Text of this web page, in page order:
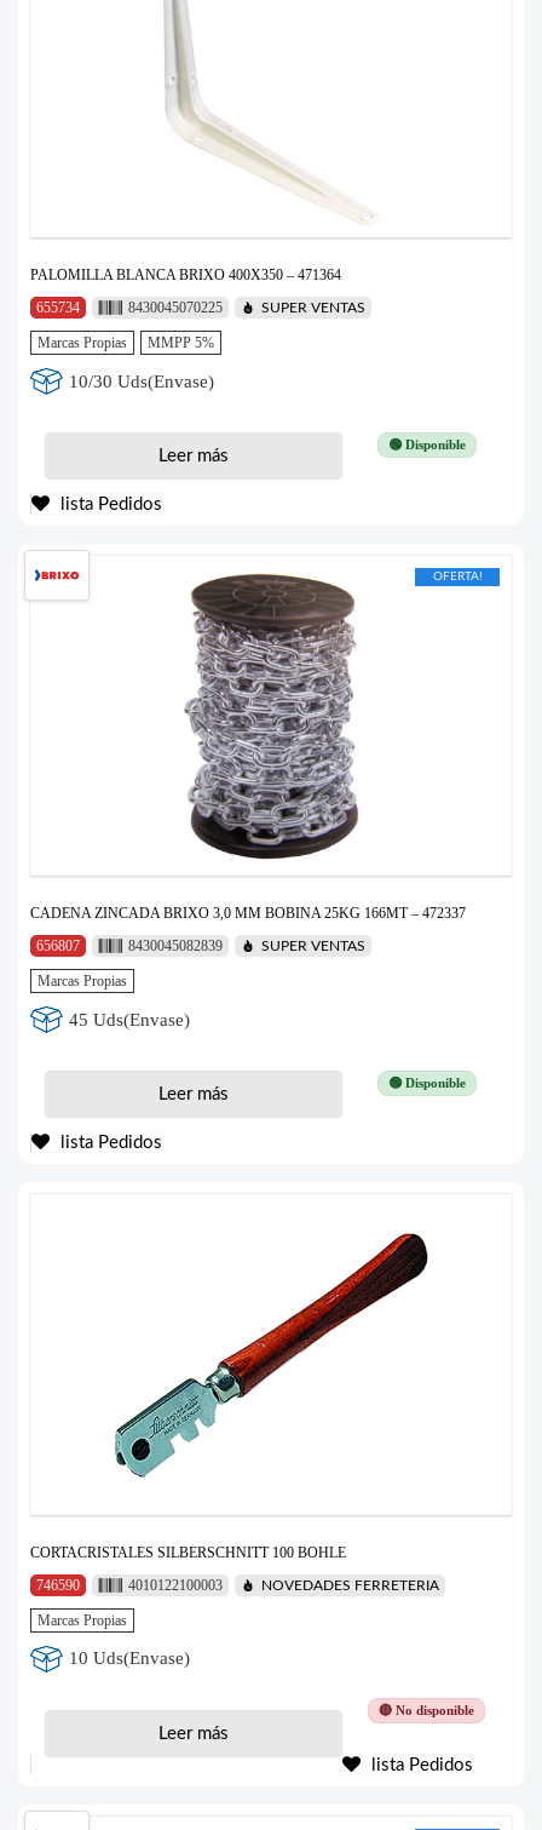
PALOMILLA BLANCA BRIXO 400X350 – 471364
655734
8430045070225 SUPER VENTAS
Marcas Propias MMPP 5%
10/30 Uds(Envase)
🟢 Disponible
Leer más
lista Pedidos
OFERTA!
CADENA ZINCADA BRIXO 3,0 MM BOBINA 25KG 166MT – 472337
656807
8430045082839 SUPER VENTAS
Marcas Propias
45 Uds(Envase)
🟢 Disponible
Leer más
lista Pedidos
CORTACRISTALES SILBERSCHNITT 100 BOHLE
746590
4010122100003 NOVEDADES FERRETERIA
Marcas Propias
10 Uds(Envase)
🔴 No disponible
Leer más
lista Pedidos